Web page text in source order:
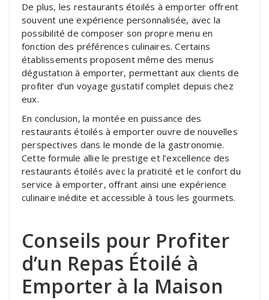
De plus, les restaurants étoilés à emporter offrent
souvent une expérience personnalisée, avec la
possibilité de composer son propre menu en
fonction des préférences culinaires. Certains
établissements proposent même des menus
dégustation à emporter, permettant aux clients de
profiter d’un voyage gustatif complet depuis chez
eux.
En conclusion, la montée en puissance des
restaurants étoilés à emporter ouvre de nouvelles
perspectives dans le monde de la gastronomie.
Cette formule allie le prestige et l’excellence des
restaurants étoilés avec la praticité et le confort du
service à emporter, offrant ainsi une expérience
culinaire inédite et accessible à tous les gourmets.
Conseils pour Profiter
d’un Repas Étoilé à
Emporter à la Maison